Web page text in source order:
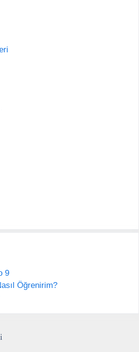
9
Öğrenirim?